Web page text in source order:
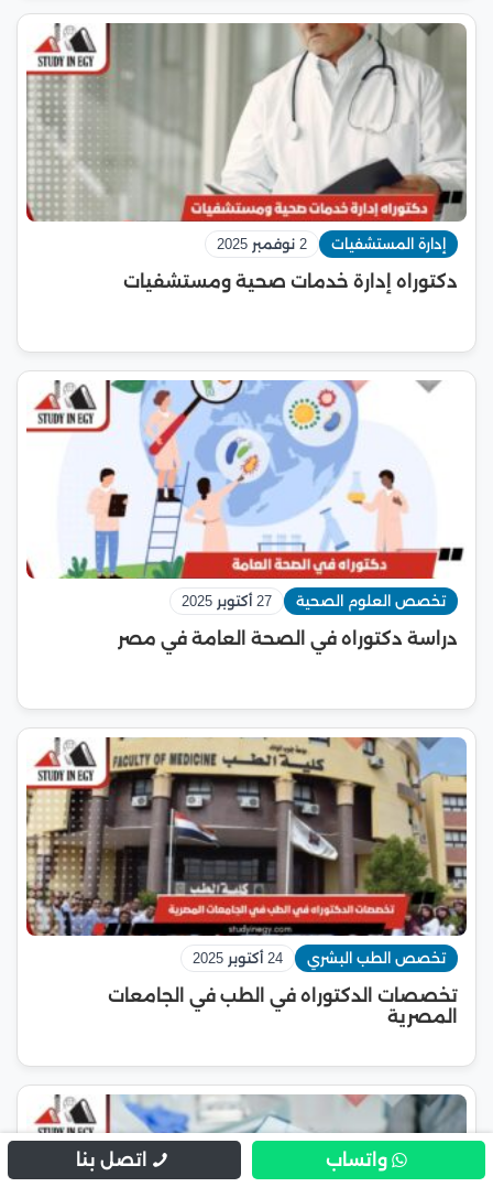
إدارة المستشفيات 2 نوفمبر 2025
دكتوراه إدارة خدمات صحية ومستشفيات
تخصص العلوم الصحية 27 أكتوبر 2025
دراسة دكتوراه في الصحة العامة في مصر
تخصص الطب البشري 24 أكتوبر 2025
تخصصات الدكتوراه في الطب في الجامعات
المصرية
واتساب اتصل بنا